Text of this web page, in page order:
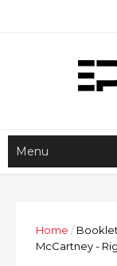
Home / Booklet
McCartney -